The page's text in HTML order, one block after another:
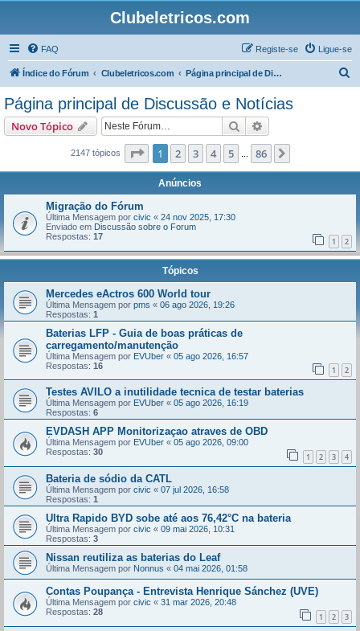
Clubeletricos.com
FAQ Ligue-se
Registe-se
Índice do Fórum Clubeletricos.com Página principal de Discussão e Notícias
Página principal de Discussão e Notícias
Novo Tópico Pesquisar
2147 tópicos Página de 86
1 2 3 4 5 86
Anúncios
Migração do Fórum
Última Mensagem por civic « 24 nov 2025, 17:30
Enviado em Discussão sobre o Forum
Respostas: 17 1 2
Tópicos
Mercedes eActros 600 World tour
Última Mensagem por pms « 06 ago 2026, 19:26
Respostas: 1
Baterias LFP - Guia de boas práticas de
carregamento/manutenção
Última Mensagem por EVUber « 05 ago 2026, 16:57
Respostas: 16 1 2
Testes AVILO a inutilidade tecnica de testar baterias
Última Mensagem por EVUber « 05 ago 2026, 16:19
Respostas: 6
EVDASH APP Monitorizaçao atraves de OBD
Última Mensagem por EVUber « 05 ago 2026, 09:00
Respostas: 30 1 2 3 4
Bateria de sódio da CATL
Última Mensagem por civic « 07 jul 2026, 16:58
Respostas: 1
Ultra Rapido BYD sobe até aos 76,42°C na bateria
Última Mensagem por civic « 09 mai 2026, 10:31
Respostas: 3
Nissan reutiliza as baterias do Leaf
Última Mensagem por Nonnus « 04 mai 2026, 01:58
Contas Poupança - Entrevista Henrique Sánchez (UVE)
Última Mensagem por civic « 31 mar 2026, 20:48
Respostas: 28 1 2 3